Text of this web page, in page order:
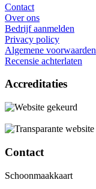
Contact
Over ons
Bedrijf aanmelden
Privacy policy
Algemene voorwaarden
Recensie achterlaten
Accreditaties
Contact
Schoonmaakkaart